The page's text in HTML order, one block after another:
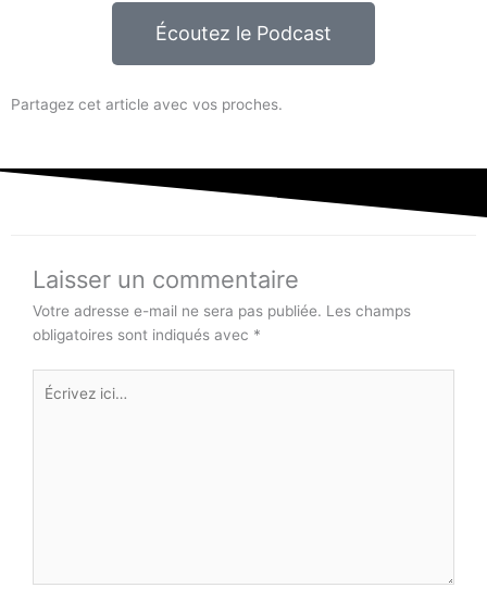
Écoutez le Podcast
Partagez cet article avec vos proches.
Laisser un commentaire
Votre adresse e-mail ne sera pas publiée. Les champs
obligatoires sont indiqués avec *
Écrivez
ici…